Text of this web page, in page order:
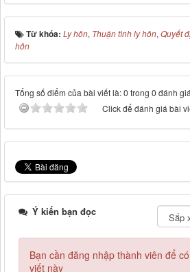
Từ khóa: Ly hôn, Thuận tình ly hôn, Quyết
hôn
Tổng số điểm của bài viết là: 0 trong 0 đánh giá
Click để đánh giá bài
Ý kiến bạn đọc
Bạn cần đăng nhập thành viên để
viết này